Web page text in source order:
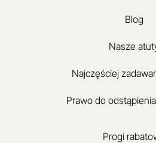
Blog
Nasze
Najczęściej
Prawo do
Progi